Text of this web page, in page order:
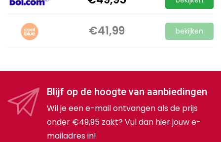
€41,99 bekijken
Blijf op de hoogte van aanbiedingen
Wil je een e-mail ontvangen als de prijs
onder €49,95 zakt? Vul dan hier jouw e-
mailadres in!